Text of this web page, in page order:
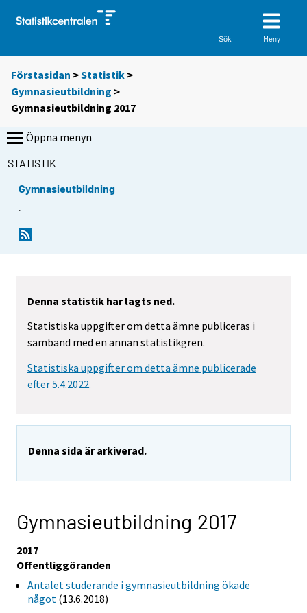
Sök Meny
Förstasidan >Statistik >
Gymnasieutbildning >
Gymnasieutbildning 2017
Öppna menyn
STATISTIK
Gymnasieutbildning
´
Denna statistik har lagts ned.
Statistiska uppgifter om detta ämne publiceras i
samband med en annan statistikgren.
Statistiska uppgifter om detta ämne publicerade
efter 5.4.2022.
Denna sida är arkiverad.
Gymnasieutbildning 2017
2017
Offentliggöranden
Antalet studerande i gymnasieutbildning ökade
något (13.6.2018)